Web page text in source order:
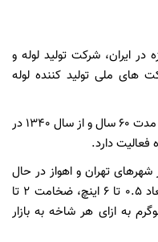
در ایران، شرکت تولید لوله و
های ملی تولید کننده لوله
شرکت تولید لوله و پروفیل سپنتا تقریبا به مدت 60 سال و از سال 1340 در
فعالیت دارد.
شهرهای تهران و اهواز در حال
فعالیت هستند و لوله های گالوانیزه با ابعاد 0.5 تا 6 اینچ، ضخامت 2 تا
متر و وزن 2.68 تا 131.4 کیلوگرم به ازای هر شاخه به بازار